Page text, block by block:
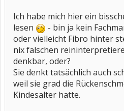
Ich habe mich hier ein
lesen
- bin ja kein
oder vielleicht Fibro hinter
nix falschen
denkbar, oder?
Sie denkt tatsächlich auch
weil sie grad die
Kindesalter hatte.